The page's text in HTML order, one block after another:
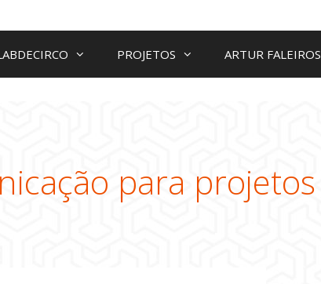
PROJETOS ARTUR FALEIROS
para projetos